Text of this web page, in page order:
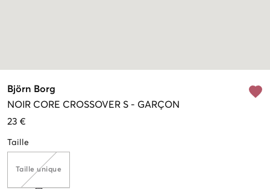
Björn Borg
NOIR CORE CROSSOVER S - GARÇON
23 €
Taille
Taille unique